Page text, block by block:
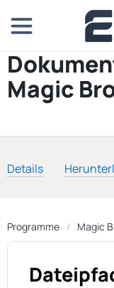
Magic
Details
Programme Magic